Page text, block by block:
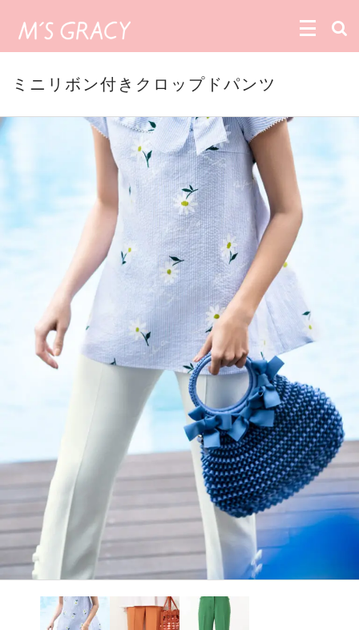
ミニリボン付きクロップドパンツ